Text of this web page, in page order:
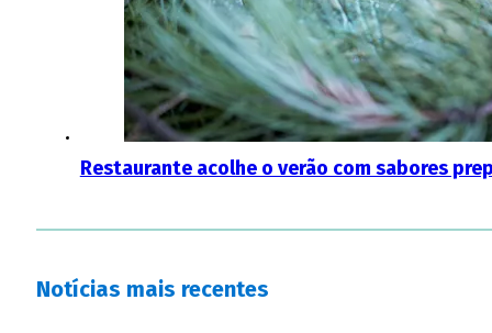
Restaurante acolhe o verão com sabores
Notícias mais recentes